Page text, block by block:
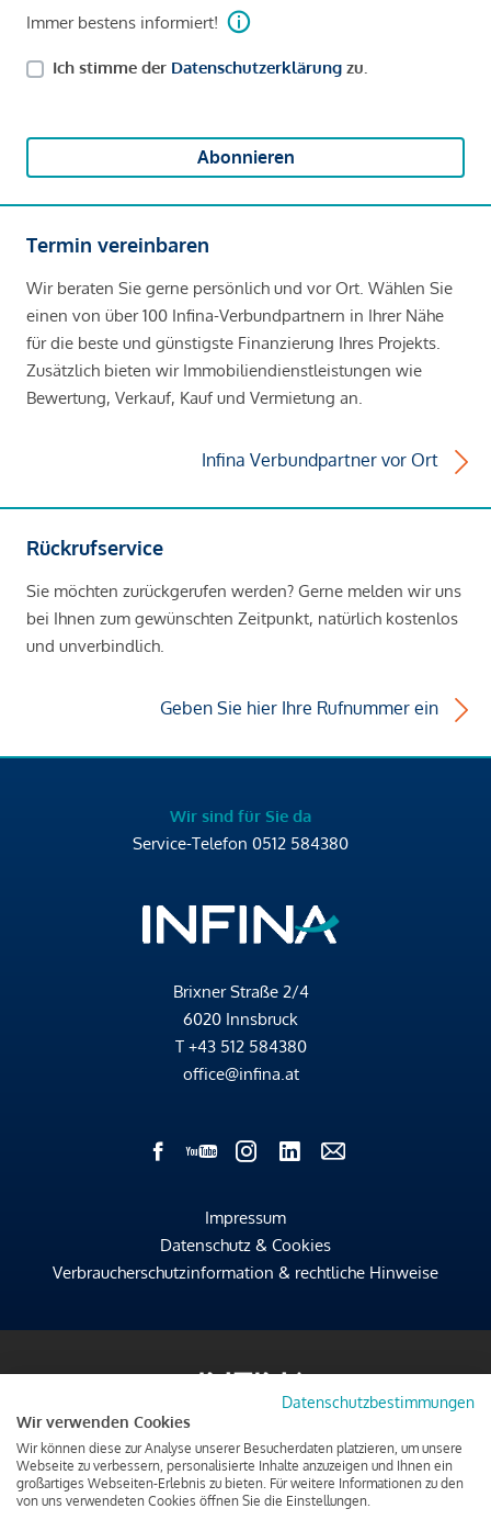
Immer bestens informiert!
Ich stimme der Datenschutzerklärung zu.
Abonnieren
Termin vereinbaren
Wir beraten Sie gerne persönlich und vor Ort. Wählen Sie
einen von über 100 Infina-Verbundpartnern in Ihrer Nähe
für die beste und günstigste Finanzierung Ihres Projekts.
Zusätzlich bieten wir Immobiliendienstleistungen wie
Bewertung, Verkauf, Kauf und Vermietung an.
Infina Verbundpartner vor Ort
Rückrufservice
Sie möchten zurückgerufen werden? Gerne melden wir uns
bei Ihnen zum gewünschten Zeitpunkt, natürlich kostenlos
und unverbindlich.
Geben Sie hier Ihre Rufnummer ein
Wir sind für Sie da
Service-Telefon 0512 584380
Brixner Straße 2/4
6020 Innsbruck
T +43 512 584380
office@infina.at
Impressum
Datenschutz & Cookies
Verbraucherschutzinformation & rechtliche Hinweise
Datenschutzbestimmungen
Wir verwenden Cookies
Wir können diese zur Analyse unserer Besucherdaten platzieren, um unsere
Webseite zu verbessern, personalisierte Inhalte anzuzeigen und Ihnen ein
großartiges Webseiten-Erlebnis zu bieten. Für weitere Informationen zu den
von uns verwendeten Cookies öffnen Sie die Einstellungen.